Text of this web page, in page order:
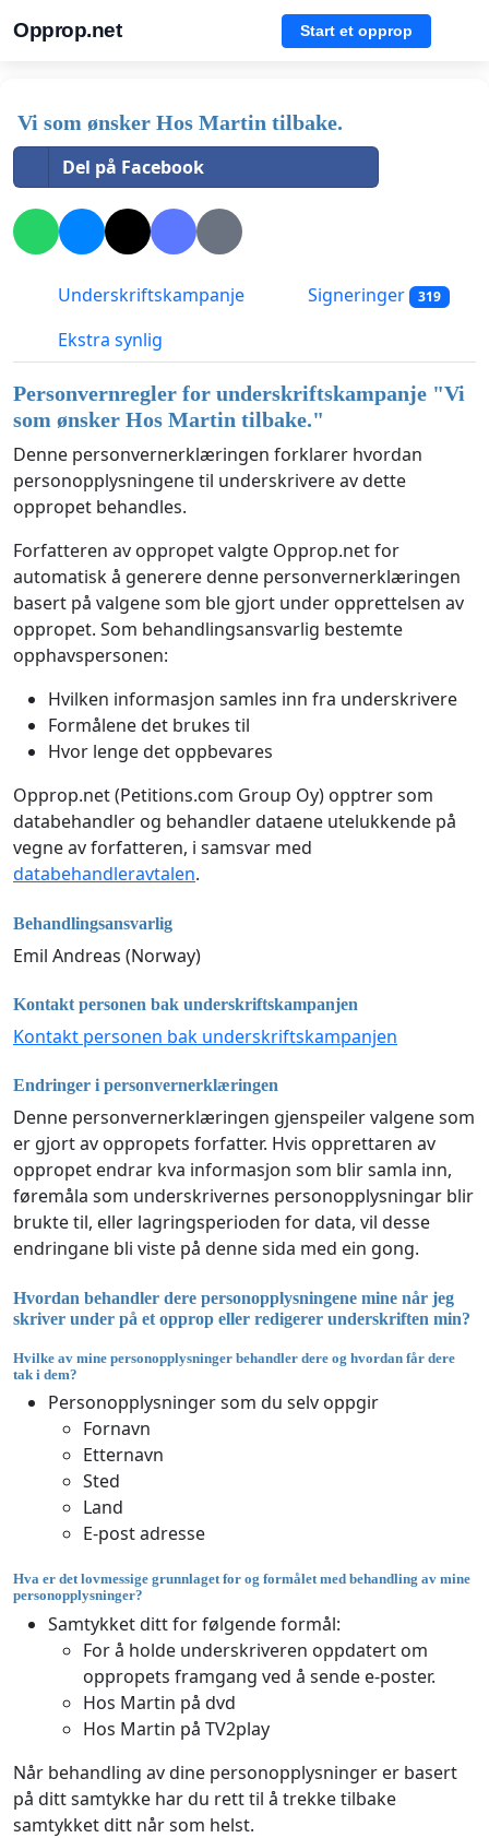
Opprop.net Start et opprop
Vi som ønsker Hos Martin tilbake.
Del på Facebook
Underskriftskampanje Signeringer 319
Ekstra synlig
Personvernregler for underskriftskampanje "Vi
som ønsker Hos Martin tilbake."
Denne personvernerklæringen forklarer hvordan
personopplysningene til underskrivere av dette
oppropet behandles.
Forfatteren av oppropet valgte Opprop.net for
automatisk å generere denne personvernerklæringen
basert på valgene som ble gjort under opprettelsen av
oppropet. Som behandlingsansvarlig bestemte
opphavspersonen:
Hvilken informasjon samles inn fra underskrivere
Formålene det brukes til
Hvor lenge det oppbevares
Opprop.net (Petitions.com Group Oy) opptrer som
databehandler og behandler dataene utelukkende på
vegne av forfatteren, i samsvar med
databehandleravtalen.
Behandlingsansvarlig
Emil Andreas (Norway)
Kontakt personen bak underskriftskampanjen
Kontakt personen bak underskriftskampanjen
Endringer i personvernerklæringen
Denne personvernerklæringen gjenspeiler valgene som
er gjort av oppropets forfatter. Hvis opprettaren av
oppropet endrar kva informasjon som blir samla inn,
føremåla som underskrivernes personopplysningar blir
brukte til, eller lagringsperioden for data, vil desse
endringane bli viste på denne sida med ein gong.
Hvordan behandler dere personopplysningene mine når jeg
skriver under på et opprop eller redigerer underskriften min?
Hvilke av mine personopplysninger behandler dere og hvordan får dere
tak i dem?
Personopplysninger som du selv oppgir
Fornavn
Etternavn
Sted
Land
E-post adresse
Hva er det lovmessige grunnlaget for og formålet med behandling av mine
personopplysninger?
Samtykket ditt for følgende formål:
For å holde underskriveren oppdatert om
oppropets framgang ved å sende e-poster.
Hos Martin på dvd
Hos Martin på TV2play
Når behandling av dine personopplysninger er basert
på ditt samtykke har du rett til å trekke tilbake
samtykket ditt når som helst.